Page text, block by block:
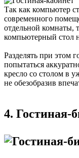
Так как компьютер
современного
отдельной комнаты,
компьютерный стол
Разделять при этом
попытаться
кресло со столом в
не обезобразив
4. Гостиная-